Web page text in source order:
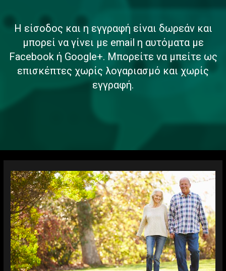
Η είσοδος και η εγγραφή είναι δωρεάν και
μπορεί να γίνει με email η αυτόματα με
Facebook ή Google+. Μπορείτε να μπείτε ως
επισκέπτες χωρίς λογαριασμό και χωρίς
εγγραφή.